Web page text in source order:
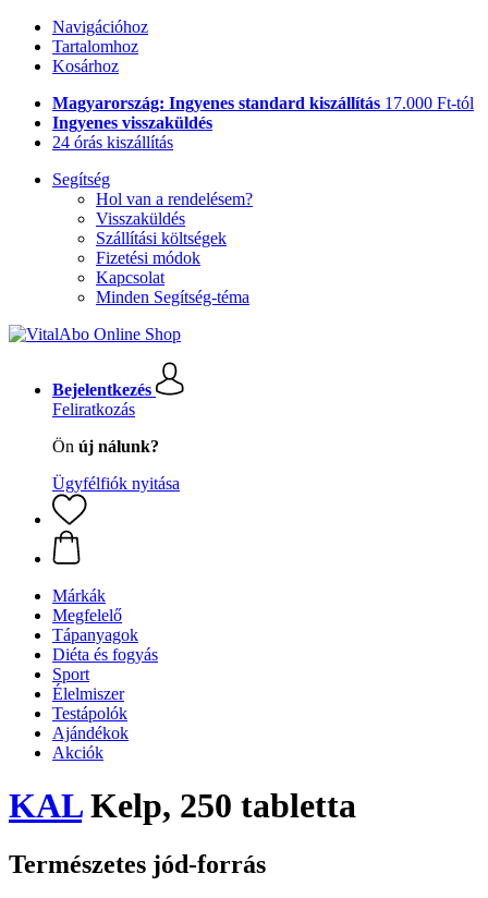
Navigációhoz
Tartalomhoz
Kosárhoz
Magyarország: Ingyenes standard kiszállítás 17.000 Ft-tól
Ingyenes visszaküldés
24 órás kiszállítás
Segítség
Hol van a rendelésem?
Visszaküldés
Szállítási költségek
Fizetési módok
Kapcsolat
Minden Segítség-téma
Bejelentkezés
Feliratkozás
Ön új nálunk?
Ügyfélfiók nyitása
Márkák
Megfelelő
Tápanyagok
Diéta és fogyás
Sport
Élelmiszer
Testápolók
Ajándékok
Akciók
KALKelp, 250 tabletta
Természetes jód-forrás